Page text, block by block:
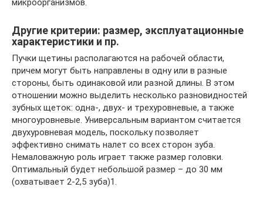
микроорганизмов.
Другие критерии: размер, эксплуатационные
характеристики и пр.
Пучки щетины располагаются на рабочей области,
причем могут быть направлены в одну или в разные
стороны, быть одинаковой или разной длины. В этом
отношении можно выделить несколько разновидностей
зубных щеток: одна-, двух- и трехуровневые, а также
многоуровневые. Универсальным вариантом считается
двухуровневая модель, поскольку позволяет
эффективно снимать налет со всех сторон зуба.
Немаловажную роль играет также размер головки.
Оптимальный будет небольшой размер – до 30 мм
(охватывает 2-2,5 зуба)1.